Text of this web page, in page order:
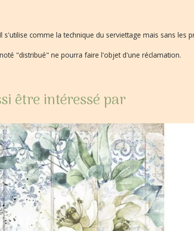
s'utilise comme la technique du serviettage mais sans
"distribué" ne pourra faire l'objet d'une réclamation.
être intéressé par